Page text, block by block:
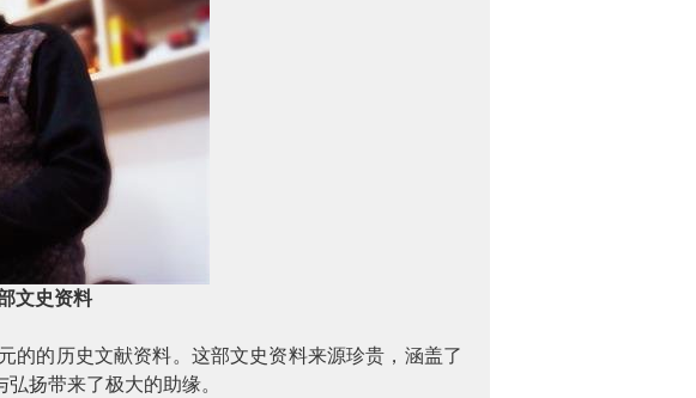
文史资料
的的历史文献资料。这部文史资料来源珍贵，涵盖了
扬带来了极大的助缘。